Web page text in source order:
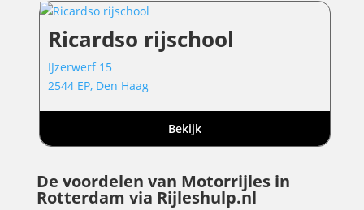
Ricardso rijschool
IJzerwerf 15
2544 EP, Den Haag
Bekijk
De voordelen van Motorrijles in
Rotterdam via Rijleshulp.nl